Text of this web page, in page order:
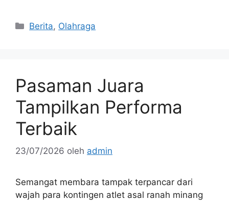
Kategori
Berita, Olahraga
Pasaman Juara
Tampilkan Performa
Terbaik
23/07/2026 oleh admin
Semangat membara tampak terpancar dari
wajah para kontingen atlet asal ranah minang